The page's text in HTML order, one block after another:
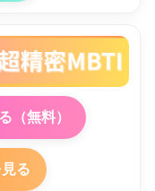
（無料）
る